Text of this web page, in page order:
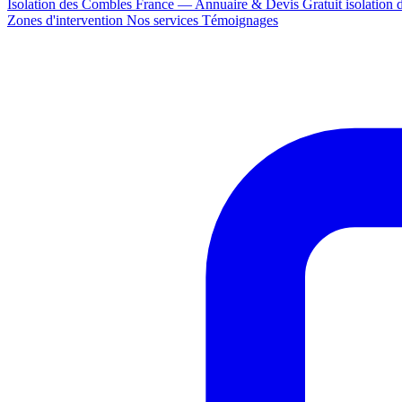
Isolation des Combles France — Annuaire & Devis Gratuit isolation
Zones d'intervention Nos services Témoignages